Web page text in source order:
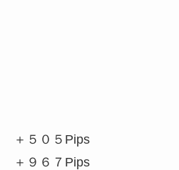
＋５０５Pips
＋９６７Pips